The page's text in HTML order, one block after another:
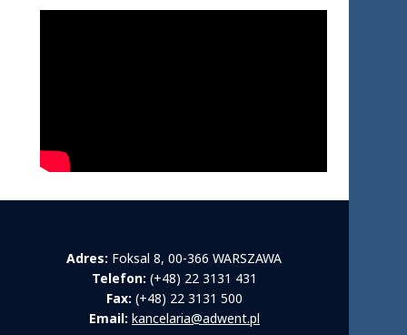
Adres: Foksal 8, 00-366 WARSZAWA
Telefon: (+48) 22 3131 431
Fax: (+48) 22 3131 500
Email: kancelaria@adwent.pl